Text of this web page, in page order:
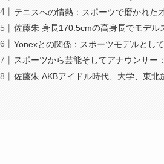
テニスへの情熱：スポーツで磨かれた
佐藤朱 身長170.5cmの高身長でモデル
Yonexとの関係：スポーツモデルとし
スポーツから芸能そしてアナウンサー
佐藤朱 AKBアイドル時代、大学、東北